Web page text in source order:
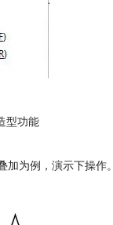
型功能
为例，演示下操作。